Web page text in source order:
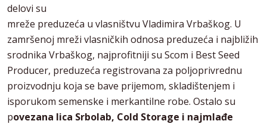
delovi su
mreže preduzeća u vlasništvu Vladimira Vrbaškog. U
zamršenoj mreži vlasničkih odnosa preduzeća i najbližih
srodnika Vrbaškog, najprofitniji su Scom i Best Seed
Producer, preduzeća registrovana za poljoprivrednu
proizvodnju koja se bave prijemom, skladištenjem i
isporukom semenske i merkantilne robe. Ostalo su
povezana lica Srbolab, Cold Storage i najmlađe